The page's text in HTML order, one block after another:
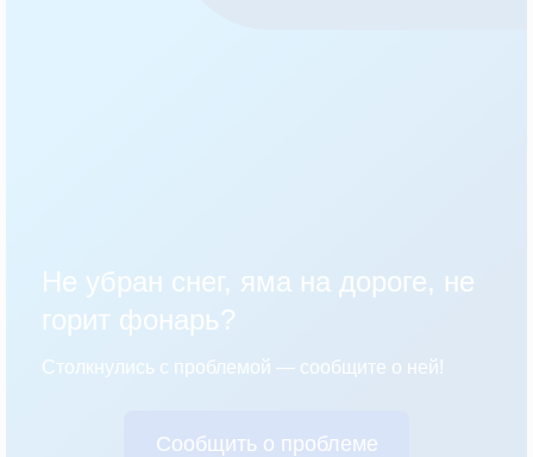
Не убран снег, яма на дороге, не
горит фонарь?
Столкнулись с проблемой — сообщите о ней!
Сообщить о проблеме